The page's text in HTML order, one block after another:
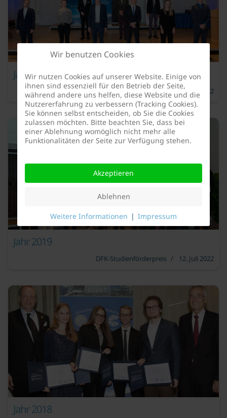
Jahr 2020
DFK-Studienförderpreis 12. Juli 2022
Jahr 2019
DFK-Studienförderpreis 12. Juli 2022
Jahr 2018
Wir benutzen Cookies
Wir nutzen Cookies auf unserer Website. Einige von
ihnen sind essenziell für den Betrieb der Seite,
während andere uns helfen, diese Website und die
Nutzererfahrung zu verbessern (Tracking Cookies).
Sie können selbst entscheiden, ob Sie die Cookies
zulassen möchten. Bitte beachten Sie, dass bei
einer Ablehnung womöglich nicht mehr alle
Funktionalitäten der Seite zur Verfügung stehen.
Akzeptieren
Ablehnen
Weitere Informationen | Impressum